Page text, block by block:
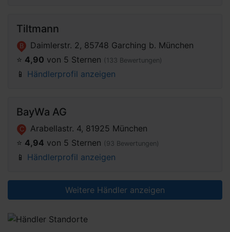
Tiltmann
B
Daimlerstr. 2, 85748 Garching b. München
⭐️ 4,90 von 5 Sternen (133 Bewertungen)
📱 Händlerprofil anzeigen
BayWa AG
C
Arabellastr. 4, 81925 München
⭐️ 4,94 von 5 Sternen (93 Bewertungen)
📱 Händlerprofil anzeigen
Weitere Händler anzeigen